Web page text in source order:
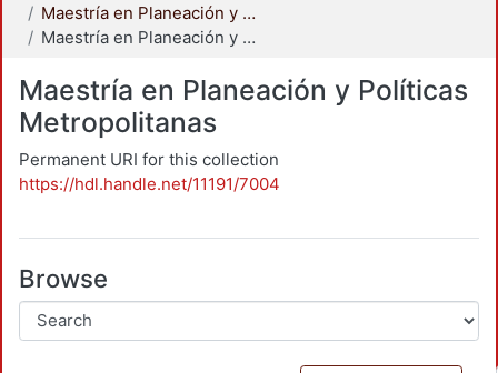
Maestría en Planeación y Políticas Metropolitanas
Maestría en Planeación y Políticas Metropolitanas
Maestría en Planeación y Políticas
Metropolitanas
Permanent URI for this collection
https://hdl.handle.net/11191/7004
Browse